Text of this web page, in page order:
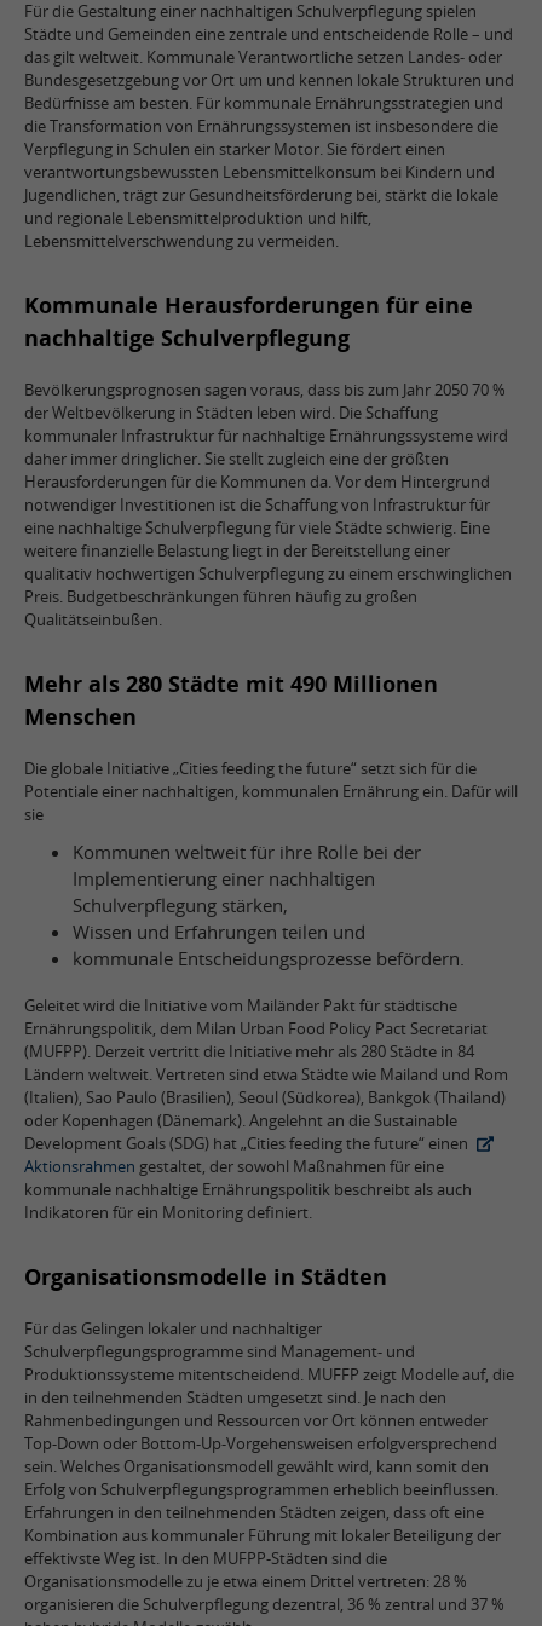
Für die Gestaltung einer nachhaltigen Schulverpflegung spielen
Städte und Gemeinden eine zentrale und entscheidende Rolle – und
das gilt weltweit. Kommunale Verantwortliche setzen Landes- oder
Bundesgesetzgebung vor Ort um und kennen lokale Strukturen und
Bedürfnisse am besten. Für kommunale Ernährungsstrategien und
die Transformation von Ernährungssystemen ist insbesondere die
Verpflegung in Schulen ein starker Motor. Sie fördert einen
verantwortungsbewussten Lebensmittelkonsum bei Kindern und
Jugendlichen, trägt zur Gesundheitsförderung bei, stärkt die lokale
und regionale Lebensmittelproduktion und hilft,
Lebensmittelverschwendung zu vermeiden.
Kommunale Herausforderungen für eine
nachhaltige Schulverpflegung
Bevölkerungsprognosen sagen voraus, dass bis zum Jahr 2050 70 %
der Weltbevölkerung in Städten leben wird. Die Schaffung
kommunaler Infrastruktur für nachhaltige Ernährungssysteme wird
daher immer dringlicher. Sie stellt zugleich eine der größten
Herausforderungen für die Kommunen da. Vor dem Hintergrund
notwendiger Investitionen ist die Schaffung von Infrastruktur für
eine nachhaltige Schulverpflegung für viele Städte schwierig. Eine
weitere finanzielle Belastung liegt in der Bereitstellung einer
qualitativ hochwertigen Schulverpflegung zu einem erschwinglichen
Preis. Budgetbeschränkungen führen häufig zu großen
Qualitätseinbußen.
Mehr als 280 Städte mit 490 Millionen
Menschen
Die globale Initiative „Cities feeding the future“ setzt sich für die
Potentiale einer nachhaltigen, kommunalen Ernährung ein. Dafür will
sie
Kommunen weltweit für ihre Rolle bei der
Implementierung einer nachhaltigen
Schulverpflegung stärken,
Wissen und Erfahrungen teilen und
kommunale Entscheidungsprozesse befördern.
Geleitet wird die Initiative vom Mailänder Pakt für städtische
Ernährungspolitik, dem Milan Urban Food Policy Pact Secretariat
(MUFPP). Derzeit vertritt die Initiative mehr als 280 Städte in 84
Ländern weltweit. Vertreten sind etwa Städte wie Mailand und Rom
(Italien), Sao Paulo (Brasilien), Seoul (Südkorea), Bankgok (Thailand)
oder Kopenhagen (Dänemark). Angelehnt an die Sustainable
Development Goals (SDG) hat „Cities feeding the future“ einen
Aktionsrahmen gestaltet, der sowohl Maßnahmen für eine
kommunale nachhaltige Ernährungspolitik beschreibt als auch
Indikatoren für ein Monitoring definiert.
Organisationsmodelle in Städten
Für das Gelingen lokaler und nachhaltiger
Schulverpflegungsprogramme sind Management- und
Produktionssysteme mitentscheidend. MUFFP zeigt Modelle auf, die
in den teilnehmenden Städten umgesetzt sind. Je nach den
Rahmenbedingungen und Ressourcen vor Ort können entweder
Top-Down oder Bottom-Up-Vorgehensweisen erfolgversprechend
sein. Welches Organisationsmodell gewählt wird, kann somit den
Erfolg von Schulverpflegungsprogrammen erheblich beeinflussen.
Erfahrungen in den teilnehmenden Städten zeigen, dass oft eine
Kombination aus kommunaler Führung mit lokaler Beteiligung der
effektivste Weg ist. In den MUFPP-Städten sind die
Organisationsmodelle zu je etwa einem Drittel vertreten: 28 %
organisieren die Schulverpflegung dezentral, 36 % zentral und 37 %